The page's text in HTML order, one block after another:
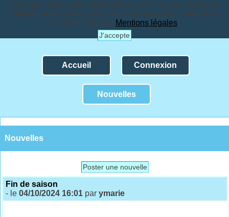
En poursuivant votre navigation sur ce site, vous acceptez
l'utilisation de cookies pour vous proposer des contenus et
services adaptés. Mentions légales.
J'accepte
Accueil Connexion
Nouvelles
Nouvelles
Poster une nouvelle
Fin de saison
- le04/10/2024 16:01 parymarie